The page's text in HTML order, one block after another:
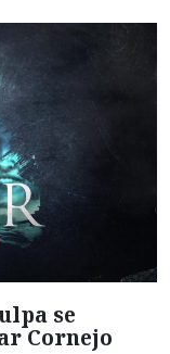
se
Cornejo